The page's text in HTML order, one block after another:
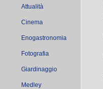
Attualità
Cinema
Enogastronomia
Fotografia
Giardinaggio
Medley